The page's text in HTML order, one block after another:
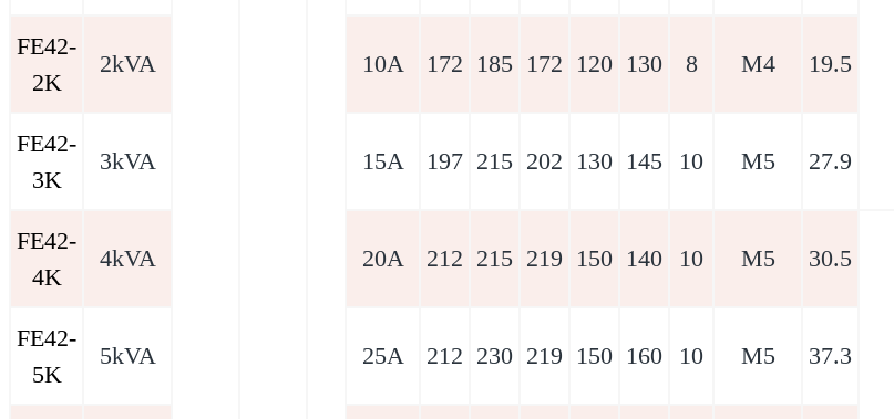
FE42-
2K
2kVA 10A 172 185 172 120 130 8 M4 19.5
FE42-
3K
3kVA 15A 197 215 202 130 145 10 M5 27.9
FE42-
4K
4kVA 20A 212 215 219 150 140 10 M5 30.5
FE42-
5K
5kVA 25A 212 230 219 150 160 10 M5 37.3